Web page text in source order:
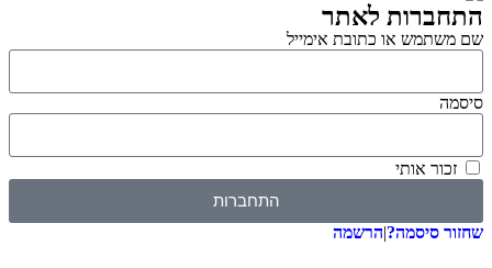
התחברות לאתר
שם משתמש או כתובת אימייל
סיסמה
זכור אותי
התחברות
שחזור סיסמה?|הרשמה